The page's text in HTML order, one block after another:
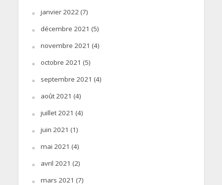
janvier 2022 (7)
décembre 2021 (5)
novembre 2021 (4)
octobre 2021 (5)
septembre 2021 (4)
août 2021 (4)
juillet 2021 (4)
juin 2021 (1)
mai 2021 (4)
avril 2021 (2)
mars 2021 (7)